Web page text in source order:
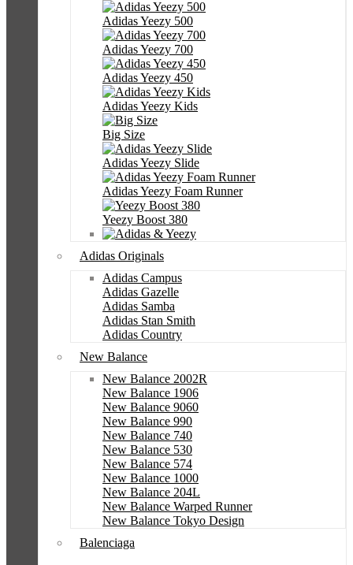
Adidas Yeezy 500
Adidas Yeezy 700
Adidas Yeezy 450
Adidas Yeezy Kids
Big Size
Adidas Yeezy Slide
Adidas Yeezy Foam Runner
Yeezy Boost 380
Adidas Originals
Adidas Campus
Adidas Gazelle
Adidas Samba
Adidas Stan Smith
Adidas Country
New Balance
New Balance 2002R
New Balance 1906
New Balance 9060
New Balance 990
New Balance 740
New Balance 530
New Balance 574
New Balance 1000
New Balance 204L
New Balance Warped Runner
New Balance Tokyo Design
Balenciaga